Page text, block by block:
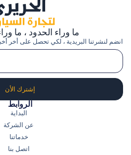
ما وراء الحدود ، ما
انضم لنشرتنا البريدية ، لكي تحصل على أخر
إشترك الأن
الروابط
البداية
عن الشركة
خدماتنا
اتصل بنا